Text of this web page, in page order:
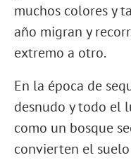
muchos colores y
año migran y
extremo a otro.
En la época de
desnudo y todo el
como un bosque
convierten el